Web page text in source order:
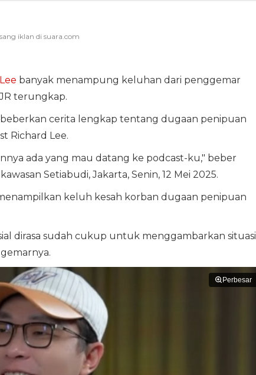
banyak menampung keluhan dari penggemar
terungkap.
cerita lengkap tentang dugaan penipuan
Richard Lee.
ada yang mau datang ke podcast-ku," beber
Setiabudi, Jakarta, Senin, 12 Mei 2025.
keluh kesah korban dugaan penipuan
dirasa sudah cukup untuk menggambarkan situasi
Perbesar